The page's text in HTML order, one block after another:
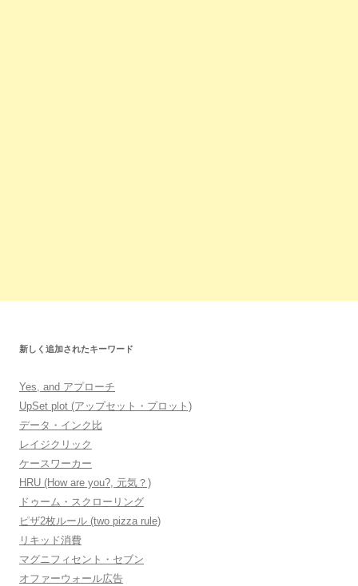
新しく追加されたキーワード
Yes, and アプローチ
UpSet plot (アップセット・プロット)
データ・インク比
レイジクリック
ケースワーカー
HRU (How are you?, 元気？)
ドゥーム・スクローリング
ピザ2枚ルール (two pizza rule)
リキッド消費
マグニフィセント・セブン
オファーウォール広告